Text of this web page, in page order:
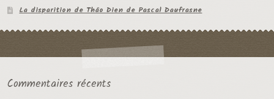
La disparition de Thâo Dien de Pascal Daufrasne
Commentaires récents